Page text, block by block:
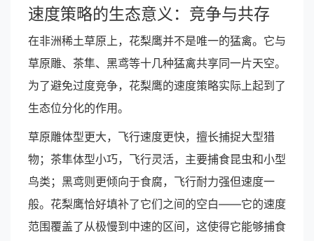
速度策略的生态意义：竞争与共存
在非洲稀土草原上，花梨鹰并不是唯一的猛禽。它与
草原雕、茶隼、黑鸢等十几种猛禽共享同一片天空。
为了避免过度竞争，花梨鹰的速度策略实际上起到了
生态位分化的作用。
草原雕体型更大，飞行速度更快，擅长捕捉大型猎
物；茶隼体型小巧，飞行灵活，主要捕食昆虫和小型
鸟类；黑鸢则更倾向于食腐，飞行耐力强但速度一
般。花梨鹰恰好填补了它们之间的空白——它的速度
范围覆盖了从极慢到中速的区间，这使得它能够捕食